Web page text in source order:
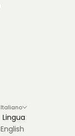
Italiano
Lingua
English